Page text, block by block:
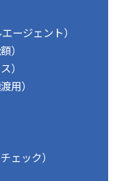
ージェント）
）
）
用）
ェック）